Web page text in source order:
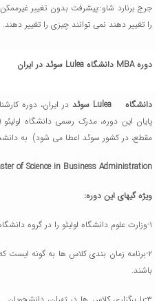
جرج برنارد شاو::پیشرفت بدون تغییر
را تغییر دهند نمی توانند چیزی را تغییر دهند.
دورهMBA دانشگاه Lulea سوئد در ایران
دانشگاه Lulea سوئد در ایران، دوره
پایان این دوره، مدرک رسمی دانشگاه
مقطع، در کشور سوئد اعطا می شود) به
of Science in Business Administration
ویژه گیهای این دوره:
۱-وزارت علوم دانشگاه لولیئو را در گروه دانشگاههای ممتاز ارزیابی کرده است.
۲-برنامه زمان بندی کلاس ها به گونه ایست
باشند.